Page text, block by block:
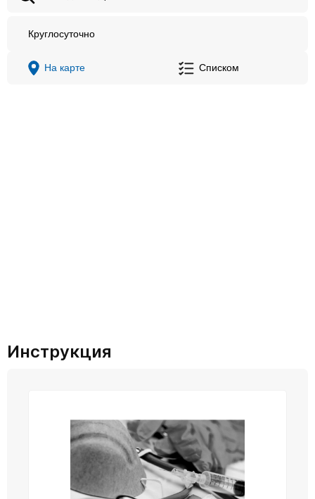
Круглосуточно
На карте Списком
Инструкция